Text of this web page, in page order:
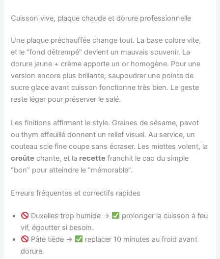
Cuisson vive, plaque chaude et dorure professionnelle
Une plaque préchauffée change tout. La base colore vite,
et le “fond détrempé” devient un mauvais souvenir. La
dorure jaune + crème apporte un or homogène. Pour une
version encore plus brillante, saupoudrer une pointe de
sucre glace avant cuisson fonctionne très bien. Le geste
reste léger pour préserver le salé.
Les finitions affirment le style. Graines de sésame, pavot
ou thym effeuillé donnent un relief visuel. Au service, un
couteau scie fine coupe sans écraser. Les miettes volent, la
croûte chante, et la recette franchit le cap du simple
“bon” pour atteindre le “mémorable”.
Erreurs fréquentes et correctifs rapides
Duxelles trop humide →
prolonger la cuisson à feu
vif, égoutter si besoin.
Pâte tiède →
replacer 10 minutes au froid avant
dorure.